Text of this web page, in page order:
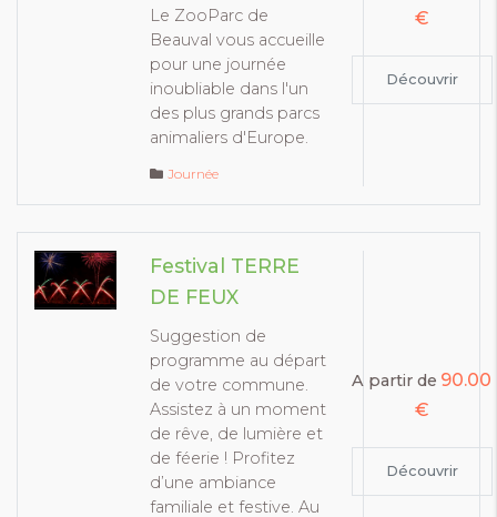
Le ZooParc de
Beauval vous accueille
pour une journée
inoubliable dans l'un
des plus grands parcs
animaliers d'Europe.
Journée
€
Découvrir
Festival TERRE
DE FEUX
Suggestion de
programme au départ
de votre commune.
Assistez à un moment
de rêve, de lumière et
de féerie ! Profitez
d’une ambiance
familiale et festive. Au
A partir de 90.00
€
Découvrir